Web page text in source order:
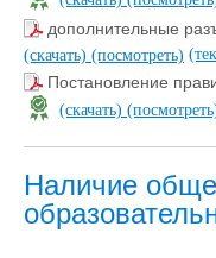
дополнительные
(скачать) (посмотреть)
Постановление
(скачать)
Наличие